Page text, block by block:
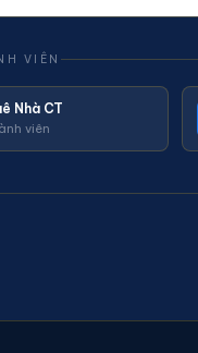
VIÊN
Nhà CT
viên